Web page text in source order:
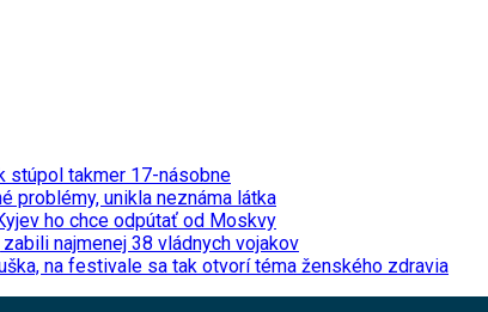
stúpol takmer 17-násobne
problémy, unikla neznáma látka
ho chce odpútať od Moskvy
najmenej 38 vládnych vojakov
na festivale sa tak otvorí téma ženského zdravia